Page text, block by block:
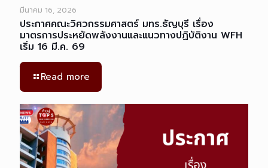
มีนาคม 16, 2026
ประกาศคณะวิศวกรรมศาสตร์ มทร.ธัญบุรี เรื่อง
มาตรการประหยัดพลังงานและแนวทางปฏิบัติงาน WFH
เริ่ม 16 มี.ค. 69
Read more